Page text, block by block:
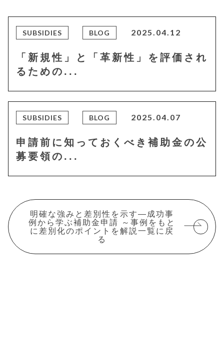
SUBSIDIES BLOG 2025.04.12
「新規性」と「革新性」を評価され
るための...
SUBSIDIES BLOG 2025.04.07
申請前に知っておくべき補助金の公
募要領の...
明確な強みと差別性を示す―成功事
例から学ぶ補助金申請 ～事例をもと
に差別化のポイントを解説一覧に戻
る